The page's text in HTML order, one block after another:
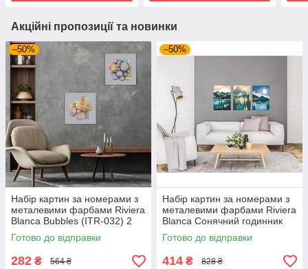
Акційні пропозиції та новинки
–50%
Набір картин за номерами з
металевими фарбами Riviera
Blanca Bubbles (ITR-032) 2
шт в наборі
Готово до відправки
282 ₴ 564 ₴
–50%
Набір картин за номерами з
металевими фарбами Riviera
Blanca Сонячний годинник
(ITR-012) 3 шт в наборі
Готово до відправки
414 ₴ 828 ₴